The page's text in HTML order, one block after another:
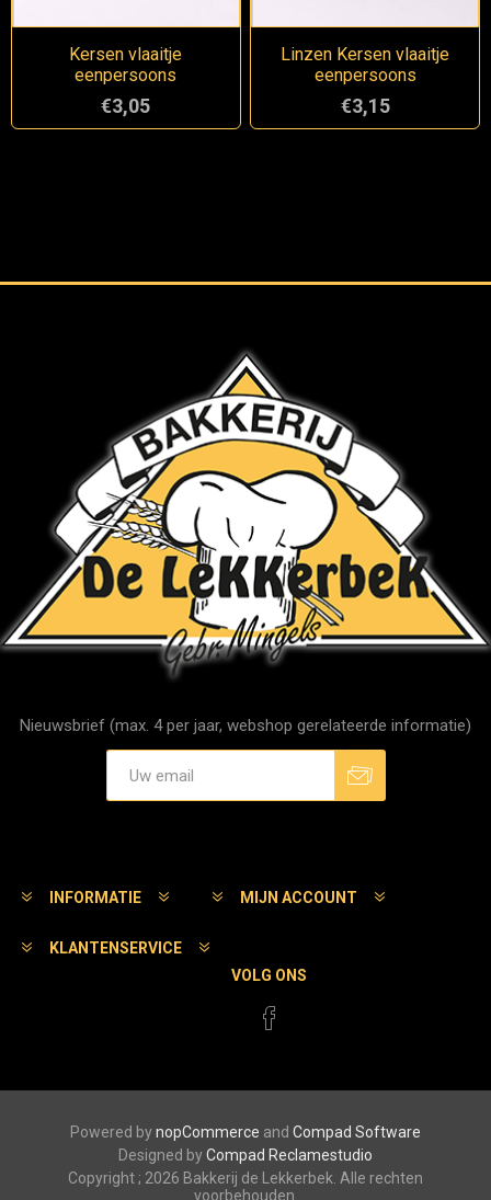
Kersen vlaaitje
eenpersoons
€3,05
Linzen Kersen vlaaitje
eenpersoons
€3,15
Nieuwsbrief (max. 4 per jaar, webshop gerelateerde informatie)
INFORMATIE MIJN ACCOUNT
KLANTENSERVICE
VOLG ONS
Powered bynopCommerce and Compad Software
Designed byCompad Reclamestudio
Copyright ; 2026 Bakkerij de Lekkerbek. Alle rechten
voorbehouden.